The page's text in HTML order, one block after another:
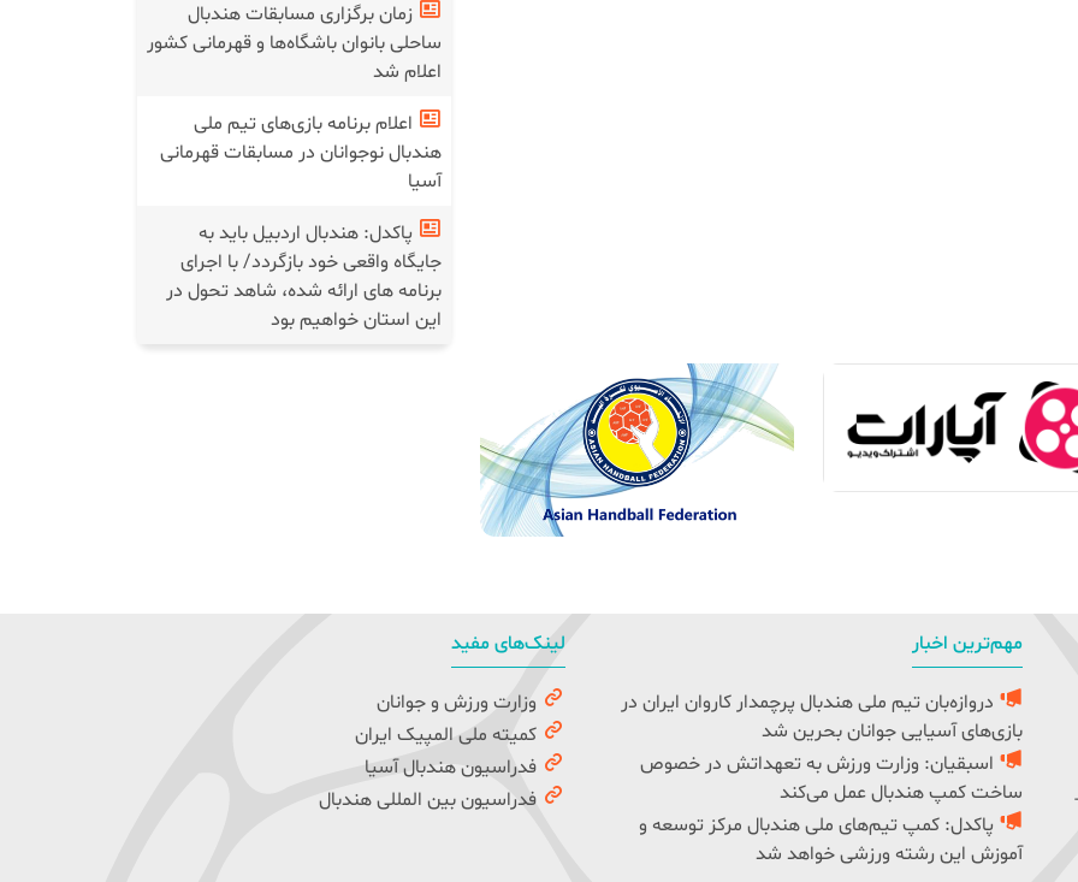
زمان برگزاری مسابقات هندبال
ساحلی بانوان باشگاه‌ها و قهرمانی کشور
اعلام شد
اعلام برنامه بازی‌های تیم ملی
هندبال نوجوانان در مسابقات قهرمانی
آسیا
پاکدل: هندبال اردبیل باید به
جایگاه واقعی خود بازگردد/ با اجرای
برنامه های ارائه شده، شاهد تحول در
این استان خواهیم بود
مهم‌ترین اخبار
دروازه‌بان تیم ملی هندبال پرچمدار کاروان ایران در
بازی‌های آسیایی جوانان بحرین شد
اسبقیان: وزارت ورزش به تعهداتش در خصوص
ساخت کمپ هندبال عمل می‌کند
پاکدل: کمپ تیم‌های ملی هندبال مرکز توسعه و
آموزش این رشته ورزشی خواهد شد
لینک‌های مفید
وزارت ورزش و جوانان
کمیته ملی المپیک ایران
فدراسیون هندبال آسیا
فدراسیون بین المللی هندبال